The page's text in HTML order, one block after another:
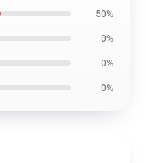
50%
0%
0%
0%